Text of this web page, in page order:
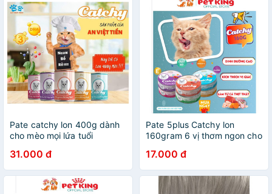
Pate catchy lon 400g dành
cho mèo mọi lứa tuổi
31.000 đ
Pate 5plus Catchy lon
160gram 6 vị thơm ngon cho
17.000 đ